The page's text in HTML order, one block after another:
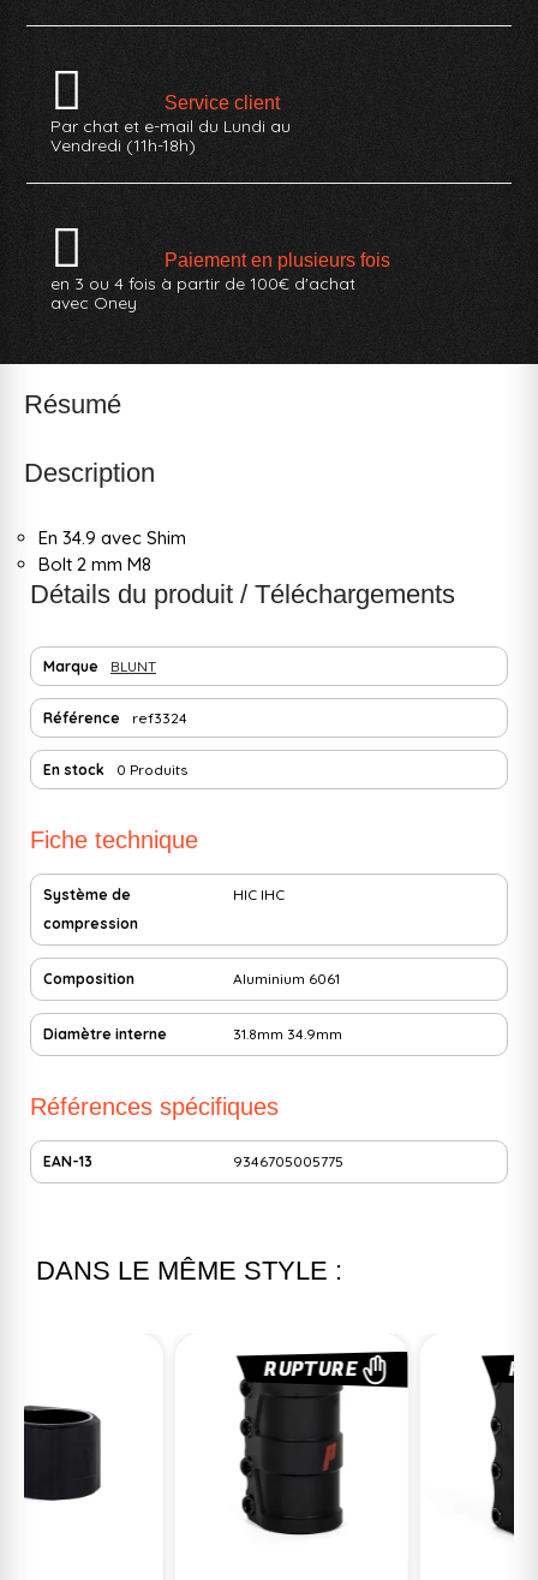
Service client
Par chat et e-mail du Lundi au
Vendredi (11h-18h)
Paiement en plusieurs fois
en 3 ou 4 fois à partir de 100€ d'achat
avec Oney
Résumé
Description
En 34.9 avec Shim
Bolt 2 mm M8
Détails du produit / Téléchargements
Marque BLUNT
Référence ref3324
En stock 0 Produits
Fiche technique
Système de
compression
HIC IHC
Composition Aluminium 6061
Diamètre interne 31.8mm 34.9mm
Références spécifiques
EAN-13 9346705005775
DANS LE MÊME STYLE :
RUPTURE